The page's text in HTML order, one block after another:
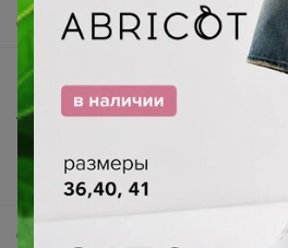
О нас
Все предложения
Анонсы
Поддержка альпак
Самое выгодное